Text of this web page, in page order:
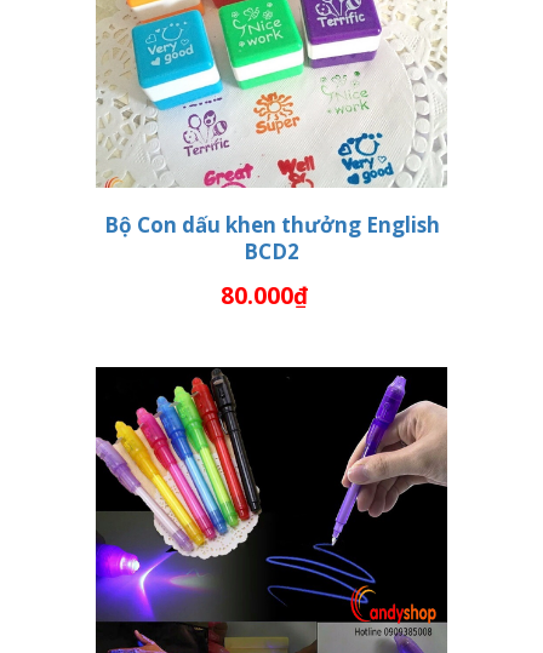
THÊM VÀO GIỎ HÀNG
Bộ Con dấu khen thưởng English
BCD2
80.000₫